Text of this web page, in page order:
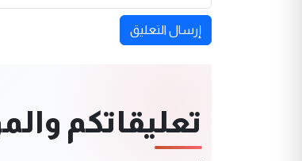
إرسال التعليق
تعليقاتكم